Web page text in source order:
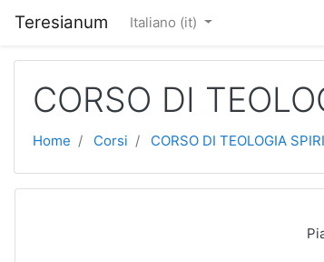
Teresianum Italiano ‎(it)‎
CORSO DI
Home Corsi CORSO DI TEOLOGIA